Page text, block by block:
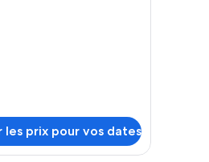
les prix pour vos dates